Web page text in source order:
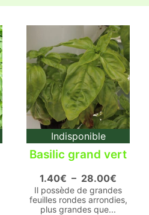
Indisponible
Basilic grand vert
1.40€ – 28.00€
Il possède de grandes
feuilles rondes arrondies,
plus grandes que...